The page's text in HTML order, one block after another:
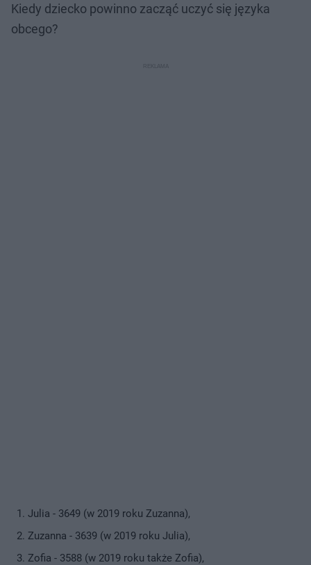
Kiedy dziecko powinno zacząć uczyć się języka
obcego?
Julia - 3649 (w 2019 roku Zuzanna),
Zuzanna - 3639 (w 2019 roku Julia),
Zofia - 3588 (w 2019 roku także Zofia),